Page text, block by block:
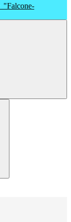
"Falcone-